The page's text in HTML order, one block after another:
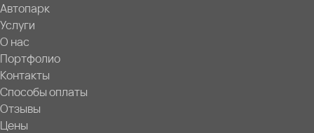
Автопарк
Услуги
О нас
Портфолио
Контакты
Способы оплаты
Отзывы
Цены